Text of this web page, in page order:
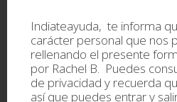
Indiateayuda, te informa
carácter personal que nos
rellenando el presente
por Rachel B. Puedes
de privacidad y recuerda
así que puedes entrar y